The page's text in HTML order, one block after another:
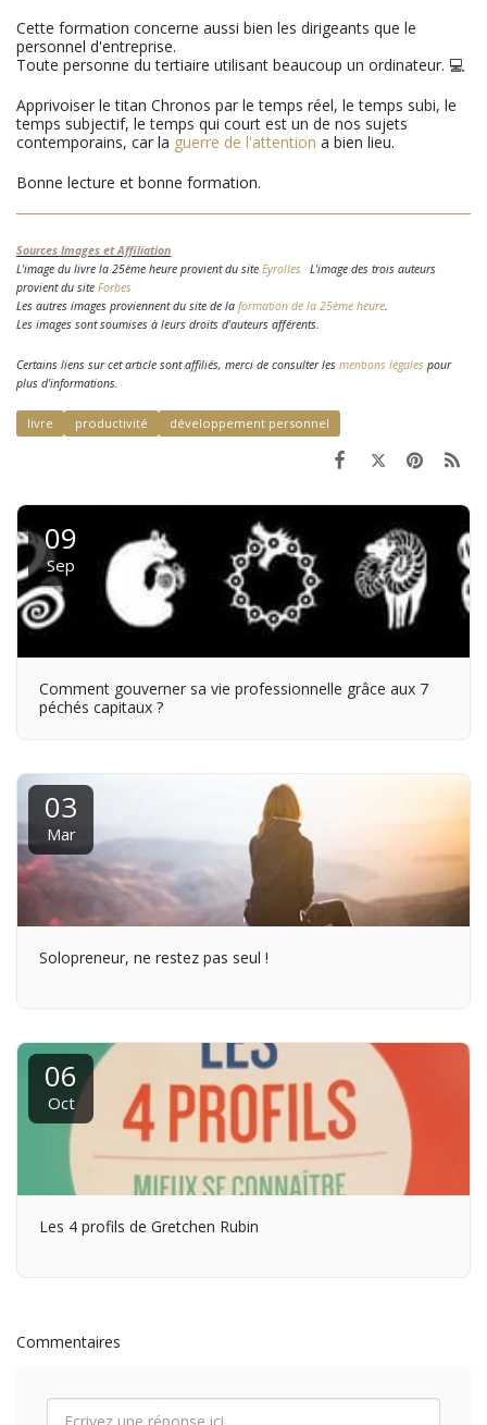
Cette formation concerne aussi bien les dirigeants que le
personnel d'entreprise.
Toute personne du tertiaire utilisant beaucoup un ordinateur. 💻
Apprivoiser le titan Chronos par le temps réel, le temps subi, le
temps subjectif, le temps qui court est un de nos sujets
contemporains, car la guerre de l'attention a bien lieu.
Bonne lecture et bonne formation.
Sources Images et Affiliation
L'image du livre la 25ème heure provient du site Eyrolles
L'image des trois auteurs
provient du site Forbes
Les autres images proviennent du site de la formation de la 25ème heure.
Les images sont soumises à leurs droits d'auteurs afférents.
Certains liens sur cet article sont affiliés, merci de consulter les mentions légales pour
plus d'informations.
livre productivité développement personnel
09
Sep
Comment gouverner sa vie professionnelle grâce aux 7
péchés capitaux ?
03
Mar
Solopreneur, ne restez pas seul !
06
Oct
Les 4 profils de Gretchen Rubin
Commentaires